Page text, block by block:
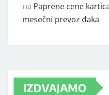
на Paprene cene
mesečni prevoz đaka
IZDVAJAMO